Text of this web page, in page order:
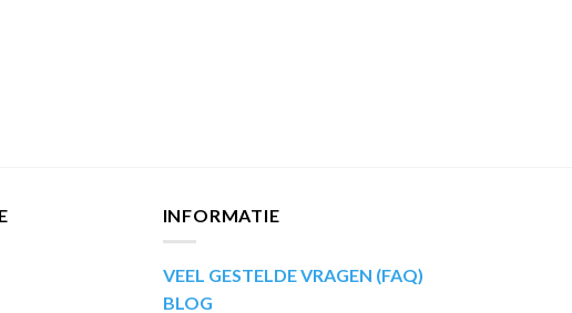
INFORMATIE
VEEL GESTELDE VRAGEN (FAQ)
BLOG